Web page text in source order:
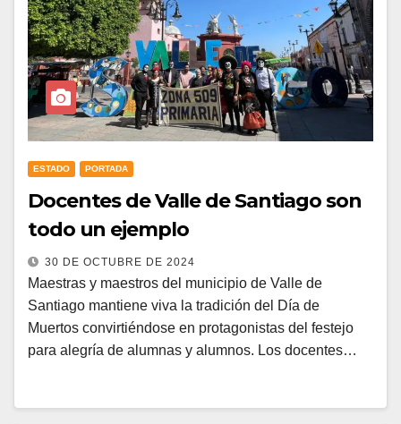
ESTADO PORTADA
Docentes de Valle de Santiago son
todo un ejemplo
30 DE OCTUBRE DE 2024
Maestras y maestros del municipio de Valle de
Santiago mantiene viva la tradición del Día de
Muertos convirtiéndose en protagonistas del festejo
para alegría de alumnas y alumnos. Los docentes…